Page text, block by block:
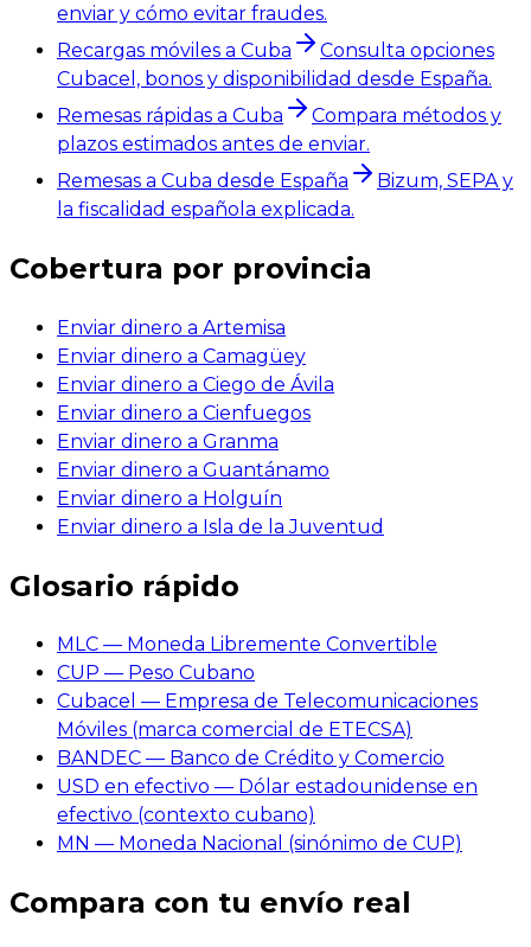
enviar y cómo evitar fraudes.
Recargas móviles a Cuba
Consulta opciones
Cubacel, bonos y disponibilidad desde España.
Remesas rápidas a Cuba
Compara métodos y
plazos estimados antes de enviar.
Remesas a Cuba desde España
Bizum, SEPA y
la fiscalidad española explicada.
Cobertura por provincia
Enviar dinero a Artemisa
Enviar dinero a Camagüey
Enviar dinero a Ciego de Ávila
Enviar dinero a Cienfuegos
Enviar dinero a Granma
Enviar dinero a Guantánamo
Enviar dinero a Holguín
Enviar dinero a Isla de la Juventud
Glosario rápido
MLC — Moneda Libremente Convertible
CUP — Peso Cubano
Cubacel — Empresa de Telecomunicaciones
Móviles (marca comercial de ETECSA)
BANDEC — Banco de Crédito y Comercio
USD en efectivo — Dólar estadounidense en
efectivo (contexto cubano)
MN — Moneda Nacional (sinónimo de CUP)
Compara con tu envío real